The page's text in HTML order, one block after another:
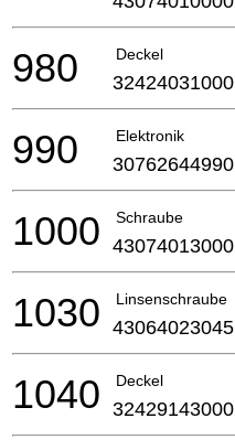
Deckel
980 32424031000
Elektronik
990 30762644990
Schraube
1000 43074013000
Linsenschraube
1030 43064023045
Deckel
1040 32429143000